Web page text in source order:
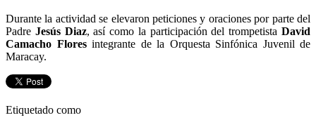
Durante la actividad se elevaron peticiones y oraciones por parte del
Padre Jesús Diaz, así como la participación del trompetistaDavid
Camacho Floresintegrante de la Orquesta Sinfónica Juvenil de
Maracay.
Etiquetado como